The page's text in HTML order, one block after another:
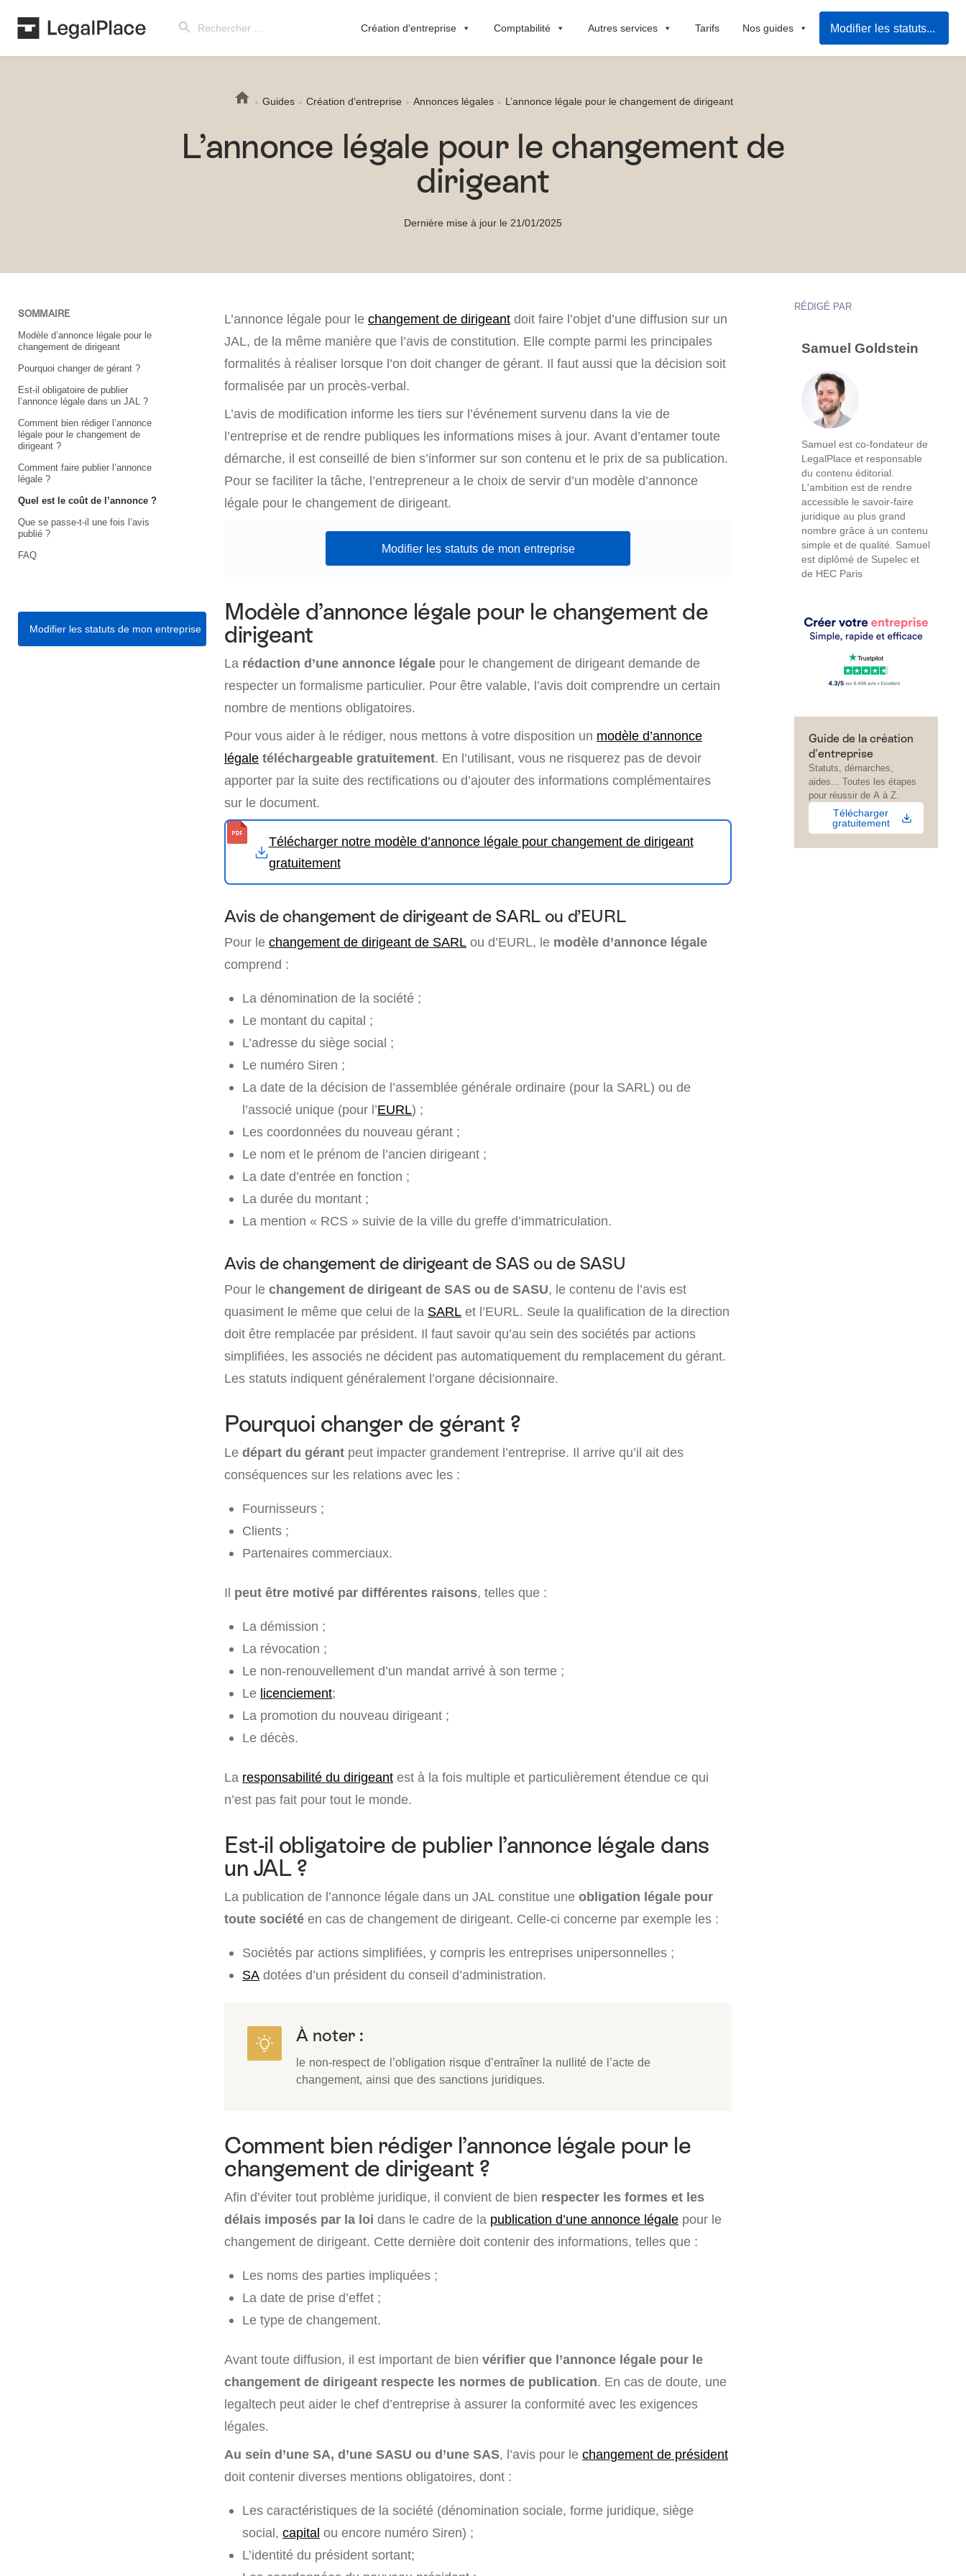
for:
Création d'entreprise Comptabilité Autres services Tarifs Nos guides Modifier les statuts de mon entreprise
Guides Création d'entreprise Annonces légales L’annonce légale pour le changement de dirigeant
L’annonce légale pour le changement de
dirigeant
Dernière mise à jour le 21/01/2025
SOMMAIRE
Modèle d’annonce légale pour le
changement de dirigeant
Pourquoi changer de gérant ?
Est-il obligatoire de publier
l’annonce légale dans un JAL ?
Comment bien rédiger l’annonce
légale pour le changement de
dirigeant ?
Comment faire publier l’annonce
légale ?
Quel est le coût de l’annonce ?
Que se passe-t-il une fois l’avis
publié ?
FAQ
Modifier les statuts de mon entreprise
L’annonce légale pour le changement de dirigeant doit faire l’objet d’une diffusion sur un
JAL, de la même manière que l’avis de constitution. Elle compte parmi les principales
formalités à réaliser lorsque l’on doit changer de gérant. Il faut aussi que la décision soit
formalisée par un procès-verbal.
L’avis de modification informe les tiers sur l’événement survenu dans la vie de
l’entreprise et de rendre publiques les informations mises à jour. Avant d’entamer toute
démarche, il est conseillé de bien s’informer sur son contenu et le prix de sa publication.
Pour se faciliter la tâche, l’entrepreneur a le choix de servir d’un modèle d’annonce
légale pour le changement de dirigeant.
Modifier les statuts de mon entreprise
Modèle d’annonce légale pour le changement de
dirigeant
La rédaction d’une annonce légale pour le changement de dirigeant demande de
respecter un formalisme particulier. Pour être valable, l’avis doit comprendre un certain
nombre de mentions obligatoires.
Pour vous aider à le rédiger, nous mettons à votre disposition un modèle d’annonce
légale téléchargeable gratuitement. En l’utilisant, vous ne risquerez pas de devoir
apporter par la suite des rectifications ou d’ajouter des informations complémentaires
sur le document.
Télécharger notre modèle d’annonce légale pour changement de dirigeant
gratuitement
Avis de changement de dirigeant de SARL ou d’EURL
Pour le changement de dirigeant de SARL ou d’EURL, le modèle d’annonce légale
comprend :
La dénomination de la société ;
Le montant du capital ;
L’adresse du siège social ;
Le numéro Siren ;
La date de la décision de l’assemblée générale ordinaire (pour la SARL) ou de
l’associé unique (pour l’EURL) ;
Les coordonnées du nouveau gérant ;
Le nom et le prénom de l’ancien dirigeant ;
La date d’entrée en fonction ;
La durée du montant ;
La mention « RCS » suivie de la ville du greffe d’immatriculation.
Avis de changement de dirigeant de SAS ou de SASU
Pour le changement de dirigeant de SAS ou de SASU, le contenu de l’avis est
quasiment le même que celui de la SARL et l’EURL. Seule la qualification de la direction
doit être remplacée par président. Il faut savoir qu’au sein des sociétés par actions
simplifiées, les associés ne décident pas automatiquement du remplacement du gérant.
Les statuts indiquent généralement l’organe décisionnaire.
Pourquoi changer de gérant ?
Le départ du gérant peut impacter grandement l’entreprise. Il arrive qu’il ait des
conséquences sur les relations avec les :
Fournisseurs ;
Clients ;
Partenaires commerciaux.
Il peut être motivé par différentes raisons, telles que :
La démission ;
La révocation ;
Le non-renouvellement d’un mandat arrivé à son terme ;
Le licenciement;
La promotion du nouveau dirigeant ;
Le décès.
La responsabilité du dirigeant est à la fois multiple et particulièrement étendue ce qui
n’est pas fait pour tout le monde.
Est-il obligatoire de publier l’annonce légale dans
un JAL ?
La publication de l’annonce légale dans un JAL constitue une obligation légale pour
toute société en cas de changement de dirigeant. Celle-ci concerne par exemple les :
Sociétés par actions simplifiées, y compris les entreprises unipersonnelles ;
SA dotées d’un président du conseil d’administration.
À noter :
le non-respect de l’obligation risque d’entraîner la nullité de l’acte de
changement, ainsi que des sanctions juridiques.
Comment bien rédiger l’annonce légale pour le
changement de dirigeant ?
Afin d’éviter tout problème juridique, il convient de bien respecter les formes et les
délais imposés par la loi dans le cadre de la publication d’une annonce légale pour le
changement de dirigeant. Cette dernière doit contenir des informations, telles que :
Les noms des parties impliquées ;
La date de prise d’effet ;
Le type de changement.
Avant toute diffusion, il est important de bien vérifier que l’annonce légale pour le
changement de dirigeant respecte les normes de publication. En cas de doute, une
legaltech peut aider le chef d’entreprise à assurer la conformité avec les exigences
légales.
Au sein d’une SA, d’une SASU ou d’une SAS, l’avis pour le changement de président
doit contenir diverses mentions obligatoires, dont :
Les caractéristiques de la société (dénomination sociale, forme juridique, siège
social, capital ou encore numéro Siren) ;
L’identité du président sortant;
RÉDIGÉ PAR
Samuel Goldstein
Samuel est co-fondateur de
LegalPlace et responsable
du contenu éditorial.
L'ambition est de rendre
accessible le savoir-faire
juridique au plus grand
nombre grâce à un contenu
simple et de qualité. Samuel
est diplômé de Supelec et
de HEC Paris
Guide de la création
d'entreprise
Statuts, démarches,
aides... Toutes les étapes
pour réussir de A à Z.
Télécharger
gratuitement